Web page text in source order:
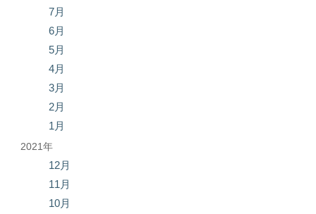
7月
6月
5月
4月
3月
2月
1月
2021年
12月
11月
10月